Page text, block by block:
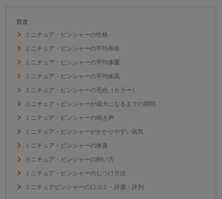
目次
ミニチュア・ピンシャーの性格
ミニチュア・ピンシャーの平均寿命
ミニチュア・ピンシャーの平均体重
ミニチュア・ピンシャーの平均体高
ミニチュア・ピンシャーの毛色（カラー）
ミニチュア・ピンシャーが成犬になるまでの期間
ミニチュア・ピンシャーの鳴き声
ミニチュア・ピンシャーがかかりやすい病気
ミニチュア・ピンシャーの体臭
ミニチュア・ピンシャーの飼い方
ミニチュア・ピンシャーのしつけ方法
ミニチュアピンシャーの口コミ・評価・評判